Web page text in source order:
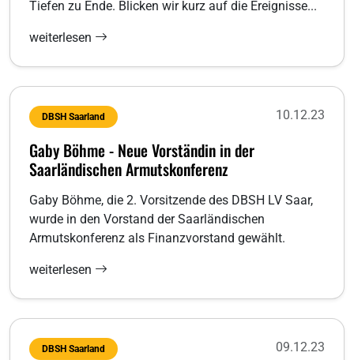
Tiefen zu Ende. Blicken wir kurz auf die Ereignisse...
weiterlesen
DBSH Saarland 10.12.23
Gaby Böhme - Neue Vorständin in der
Saarländischen Armutskonferenz
Gaby Böhme, die 2. Vorsitzende des DBSH LV Saar,
wurde in den Vorstand der Saarländischen
Armutskonferenz als Finanzvorstand gewählt.
weiterlesen
DBSH Saarland 09.12.23